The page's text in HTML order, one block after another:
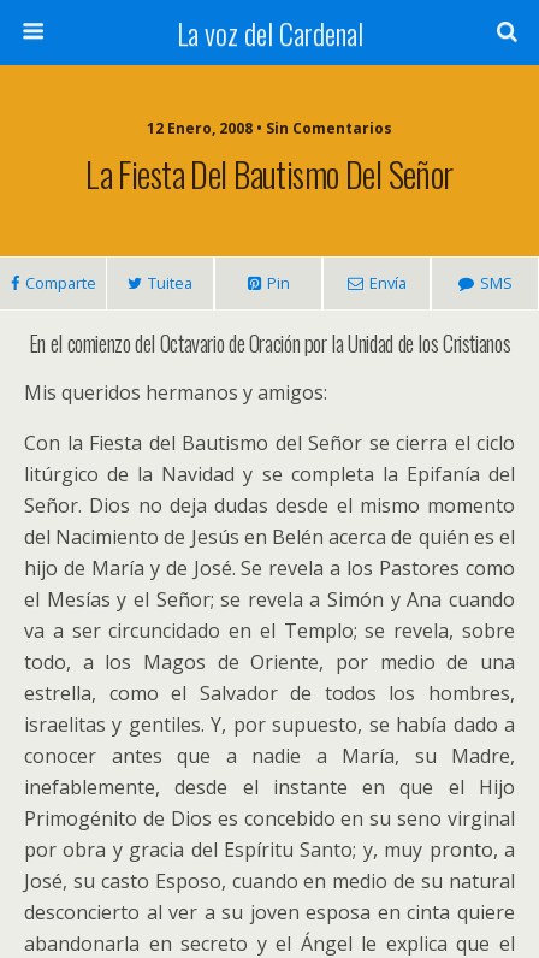
La voz del Cardenal
12 Enero, 2008 • Sin Comentarios
La Fiesta Del Bautismo Del Señor
Comparte Tuitea Pin Envía SMS
En el comienzo del Octavario de Oración por la Unidad de los Cristianos
Mis queridos hermanos y amigos:
Con la Fiesta del Bautismo del Señor se cierra el ciclo
litúrgico de la Navidad y se completa la Epifanía del
Señor. Dios no deja dudas desde el mismo momento
del Nacimiento de Jesús en Belén acerca de quién es el
hijo de María y de José. Se revela a los Pastores como
el Mesías y el Señor; se revela a Simón y Ana cuando
va a ser circuncidado en el Templo; se revela, sobre
todo, a los Magos de Oriente, por medio de una
estrella, como el Salvador de todos los hombres,
israelitas y gentiles.Y, por supuesto, se había dado a
conocer antes que a nadie a María, su Madre,
inefablemente, desde el instante en que el Hijo
Primogénito de Dios es concebido en su seno virginal
por obra y gracia del Espíritu Santo; y, muy pronto, a
José, su casto Esposo, cuando en medio de su natural
desconcierto al ver a su joven esposa en cinta quiere
abandonarla en secreto y el Ángel le explica que el